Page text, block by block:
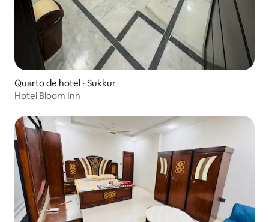
Quarto de hotel ⋅ Sukkur
Hotel Bloom Inn